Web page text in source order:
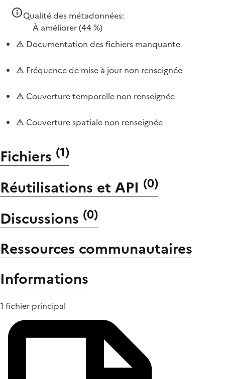
Qualité des métadonnées:
À améliorer(44 %)
Documentation des fichiers manquante
Fréquence de mise à jour non renseignée
Couverture temporelle non renseignée
Couverture spatiale non renseignée
Fichiers (1)
Réutilisations et API (0)
Discussions (0)
Ressources communautaires
Informations
1 fichier principal